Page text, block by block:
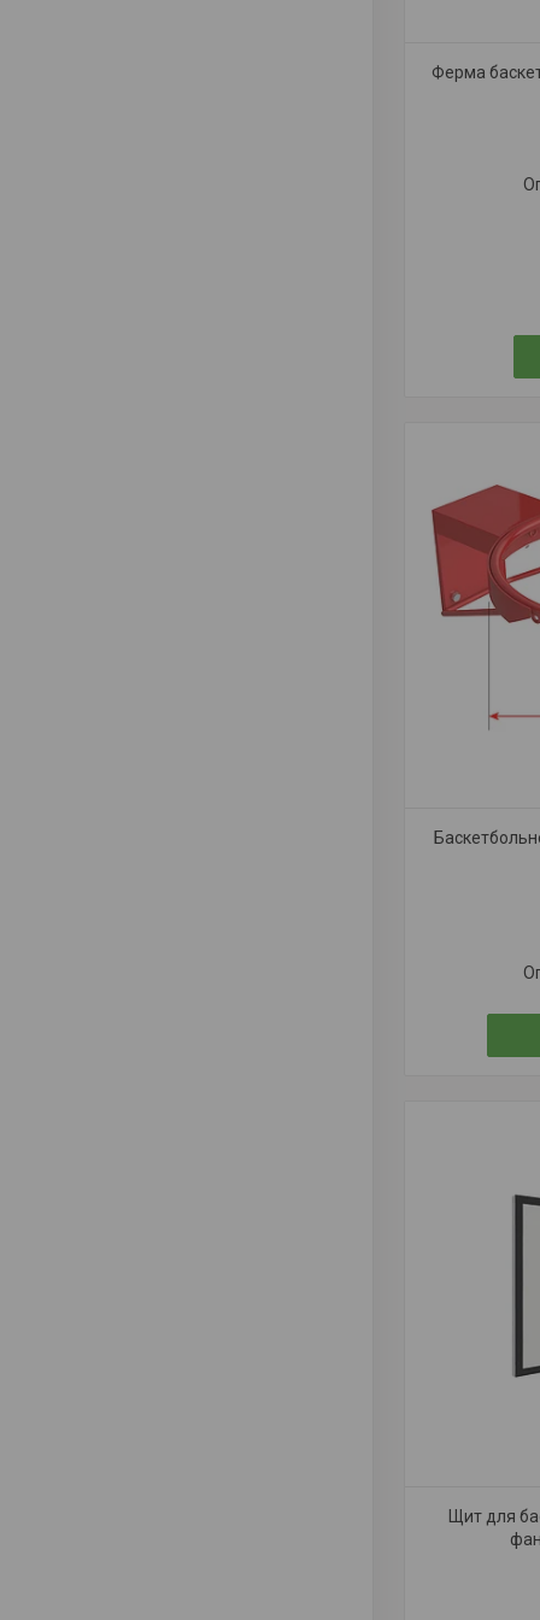
Ферма
Щит для